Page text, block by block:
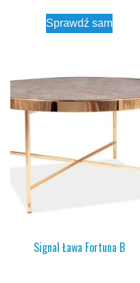
Sprawdź sam
Signal Ława Fortuna B